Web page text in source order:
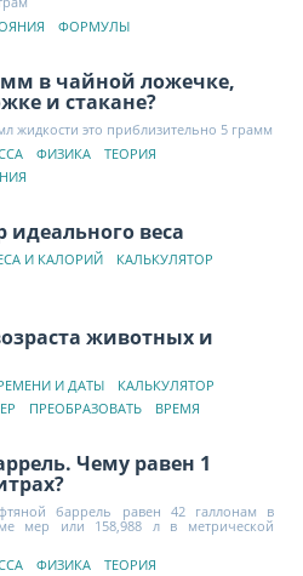
ФОРМУЛЫ
в чайной ложечке,
и стакане?
жидкости это приблизительно 5 грамм
ФИЗИКА
ТЕОРИЯ
идеального веса
И КАЛОРИЙ
КАЛЬКУЛЯТОР
животных и
И ДАТЫ
КАЛЬКУЛЯТОР
ПРЕОБРАЗОВАТЬ ВРЕМЯ
Чему равен 1
баррель равен 42 галлонам в
мер или 158,988 л в метрической
ФИЗИКА
ТЕОРИЯ